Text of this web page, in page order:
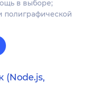
в выборе;
полиграфической
(Node.js,